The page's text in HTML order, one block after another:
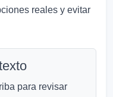
reales y evitar
para revisar